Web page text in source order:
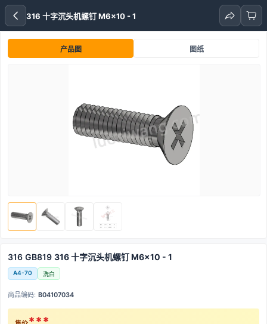
316 十字沉头机螺钉 M6x10 - 1
产品图 图纸
316 GB819 316 十字沉头机螺钉 M6x10 - 1
A4-70 洗白
商品编码: B04107034